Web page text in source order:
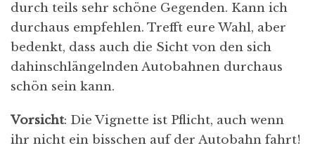
durch teils sehr schöne Gegenden. Kann ich
durchaus empfehlen. Trefft eure Wahl, aber
bedenkt, dass auch die Sicht von den sich
dahinschlängelnden Autobahnen durchaus
schön sein kann.
Vorsicht: Die Vignette ist Pflicht, auch wenn
ihr nicht ein bisschen auf der Autobahn fahrt!